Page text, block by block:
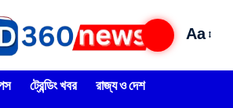
Aa
ট্রেন্ডিং খবর
রাজ্য ও দেশ